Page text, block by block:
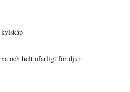
och helt ofarligt för djur.